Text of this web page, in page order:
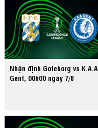
Nhận định Goteborg vs K.A.A.
Gent, 00h00 ngày 7/8